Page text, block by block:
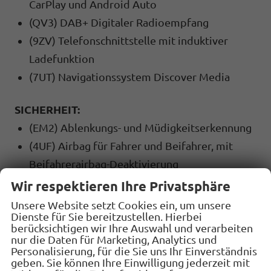
CarPlay und Android Auto
(QV3) DAB+ Digitaler Radioempfang
(9ZV) Telefonschnittstelle mit induktiver
Ladefunktion
(7UT) Navigationssystem Discover Media
SICHERHEIT:
(EM2) Ablenkungs- und Müdigkeitserkennung
(4UF) Airbag für Fahrer und Beifahrer, mit
Beifahrerairbag-Deaktivierung
(8T8) Automatische Distanzregelung ACC
""stop & go"", mit Geschwindigkeitsbegrenzer
(UG1) Berganfahrassistent
(1AS) Elektronisches
Stabilisierungsprogramm mit
Wir respektieren Ihre Privatsphäre
Unsere Website setzt Cookies ein, um unsere
Dienste für Sie bereitzustellen. Hierbei
berücksichtigen wir Ihre Auswahl und verarbeiten
nur die Daten für Marketing, Analytics und
Personalisierung, für die Sie uns Ihr Einverständnis
geben. Sie können Ihre Einwilligung jederzeit mit